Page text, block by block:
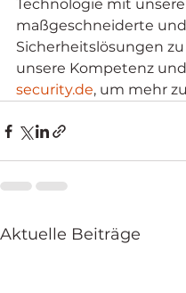
Technologie mit
maßgeschneiderte
Sicherheitslösungen
unsere Kompetenz
security.de, um mehr
Aktuelle Beiträge